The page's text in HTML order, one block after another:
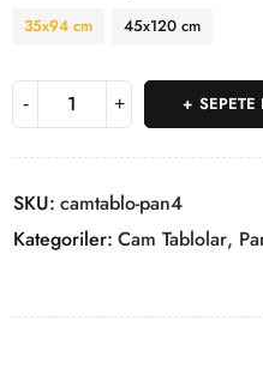
35x94 cm 45x120 cm
SEPETE
SKU: camtablo-pan4
Kategoriler: Cam Tablolar,